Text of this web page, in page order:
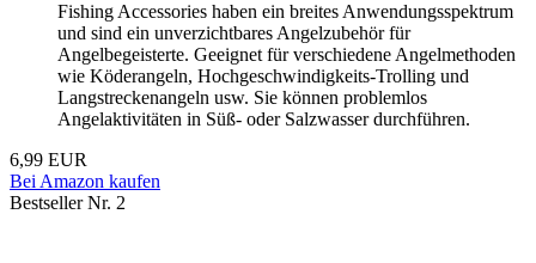
Fishing Accessories haben ein breites Anwendungsspektrum
und sind ein unverzichtbares Angelzubehör für
Angelbegeisterte. Geeignet für verschiedene Angelmethoden
wie Köderangeln, Hochgeschwindigkeits-Trolling und
Langstreckenangeln usw. Sie können problemlos
Angelaktivitäten in Süß- oder Salzwasser durchführen.
6,99 EUR
Bei Amazon kaufen
Bestseller Nr. 2